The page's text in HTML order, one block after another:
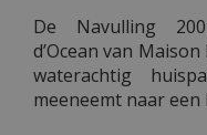
De Navulling
d’Ocean van
waterachtig
meeneemt naar een